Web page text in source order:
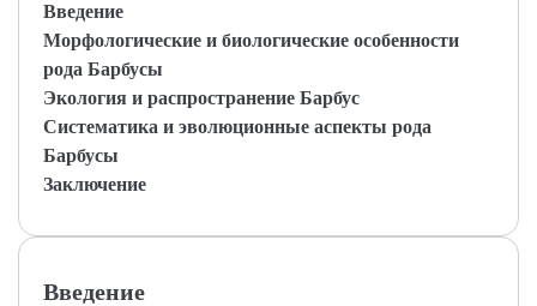
Введение
Морфологические и биологические особенности
рода Барбусы
Экология и распространение Барбус
Систематика и эволюционные аспекты рода
Барбусы
Заключение
Введение